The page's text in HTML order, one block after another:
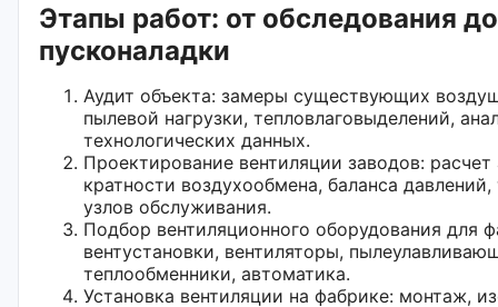
Этапы работ: от обследования до
пусконаладки
Аудит объекта: замеры существующих
пылевой нагрузки, тепловлаговыделений,
технологических данных.
Проектирование вентиляции заводов:
кратности воздухообмена, баланса
узлов обслуживания.
Подбор вентиляционного оборудования для
вентустановки, вентиляторы,
теплообменники, автоматика.
Установка вентиляции на фабрике: монтаж,